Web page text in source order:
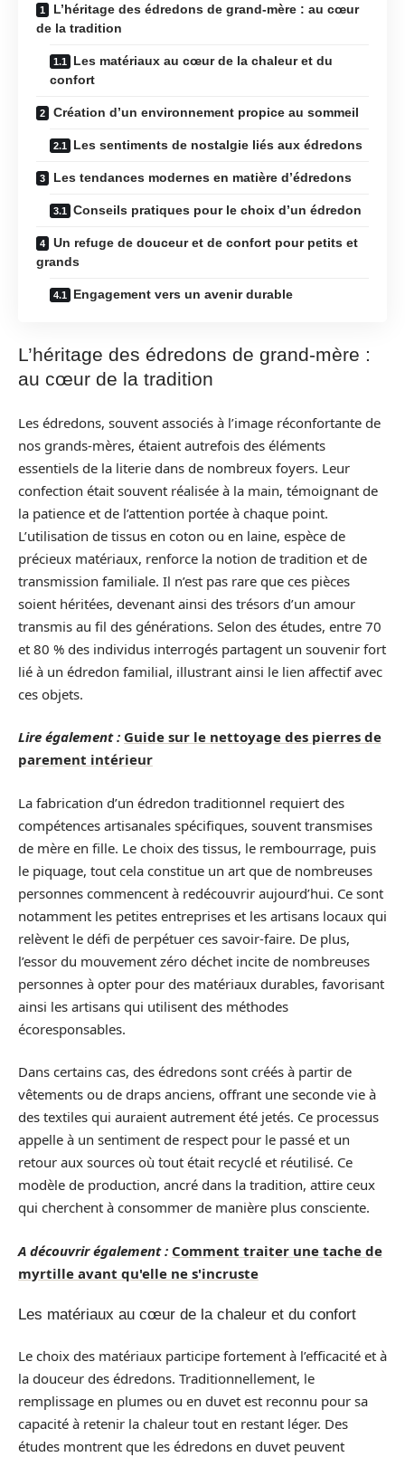
L’héritage des édredons de grand-mère : au cœur
de la tradition
Les matériaux au cœur de la chaleur et du
confort
Création d’un environnement propice au sommeil
Les sentiments de nostalgie liés aux édredons
Les tendances modernes en matière d’édredons
Conseils pratiques pour le choix d’un édredon
Un refuge de douceur et de confort pour petits et
grands
Engagement vers un avenir durable
L’héritage des édredons de grand-mère :
au cœur de la tradition
Les édredons, souvent associés à l’image réconfortante de
nos grands-mères, étaient autrefois des éléments
essentiels de la literie dans de nombreux foyers. Leur
confection était souvent réalisée à la main, témoignant de
la patience et de l’attention portée à chaque point.
L’utilisation de tissus en coton ou en laine, espèce de
précieux matériaux, renforce la notion de tradition et de
transmission familiale. Il n’est pas rare que ces pièces
soient héritées, devenant ainsi des trésors d’un amour
transmis au fil des générations. Selon des études, entre 70
et 80 % des individus interrogés partagent un souvenir fort
lié à un édredon familial, illustrant ainsi le lien affectif avec
ces objets.
Lire également : Guide sur le nettoyage des pierres de
parement intérieur
La fabrication d’un édredon traditionnel requiert des
compétences artisanales spécifiques, souvent transmises
de mère en fille. Le choix des tissus, le rembourrage, puis
le piquage, tout cela constitue un art que de nombreuses
personnes commencent à redécouvrir aujourd’hui. Ce sont
notamment les petites entreprises et les artisans locaux qui
relèvent le défi de perpétuer ces savoir-faire. De plus,
l’essor du mouvement zéro déchet incite de nombreuses
personnes à opter pour des matériaux durables, favorisant
ainsi les artisans qui utilisent des méthodes
écoresponsables.
Dans certains cas, des édredons sont créés à partir de
vêtements ou de draps anciens, offrant une seconde vie à
des textiles qui auraient autrement été jetés. Ce processus
appelle à un sentiment de respect pour le passé et un
retour aux sources où tout était recyclé et réutilisé. Ce
modèle de production, ancré dans la tradition, attire ceux
qui cherchent à consommer de manière plus consciente.
A découvrir également : Comment traiter une tache de
myrtille avant qu'elle ne s'incruste
Les matériaux au cœur de la chaleur et du confort
Le choix des matériaux participe fortement à l’efficacité et à
la douceur des édredons. Traditionnellement, le
remplissage en plumes ou en duvet est reconnu pour sa
capacité à retenir la chaleur tout en restant léger. Des
études montrent que les édredons en duvet peuvent